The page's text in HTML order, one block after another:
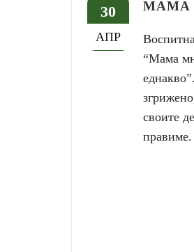
30
АПР
МАМА
“Mама
своите
правиме.